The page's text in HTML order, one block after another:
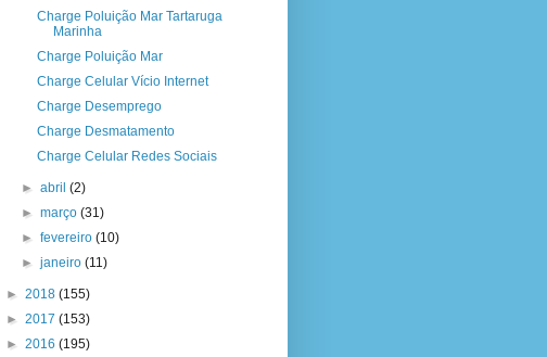
Charge Poluição Mar Tartaruga
Marinha
Charge Poluição Mar
Charge Celular Vício Internet
Charge Desemprego
Charge Desmatamento
Charge Celular Redes Sociais
► abril (2)
► março (31)
► fevereiro (10)
► janeiro (11)
► 2018 (155)
► 2017 (153)
► 2016 (195)